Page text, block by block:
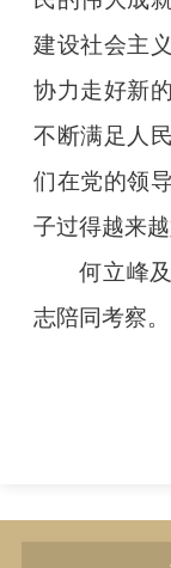
建设社会主
协力走好新
不断满足人
们在党的领
子过得越来越
何立峰
志陪同考察。